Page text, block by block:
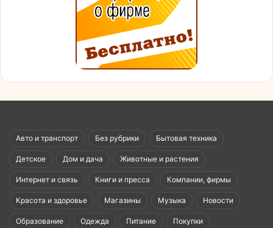
Авто и транспорт Без рубрики Бытовая техника
Детское Дом и дача Животные и растения
Интернет и связь Книги и пресса Компании, фирмы
Красота и здоровье Магазины Музыка Новости
Образование Одежда Питание Покупки